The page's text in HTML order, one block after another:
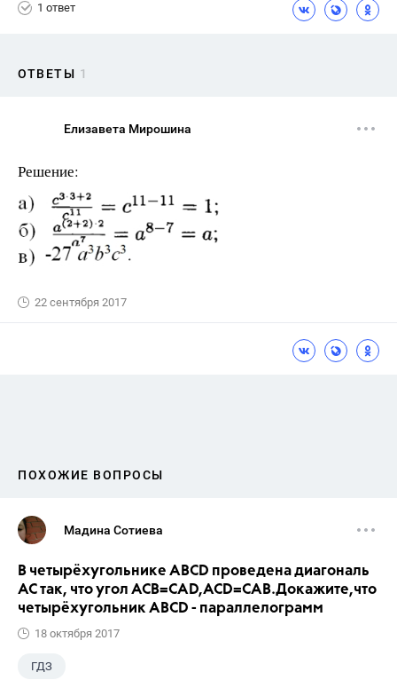
1 ответ
ОТВЕТЫ 1
Елизавета Мирошина
Решение:
22 сентября 2017
ПОХОЖИЕ ВОПРОСЫ
Мадина Сотиева
В четырёхугольнике ABCD проведена диагональ
AC так, что угол ACB=CAD,ACD=CAB.Докажите,что
четырёхугольник ABCD - параллелограмм
18 октября 2017
ГДЗ